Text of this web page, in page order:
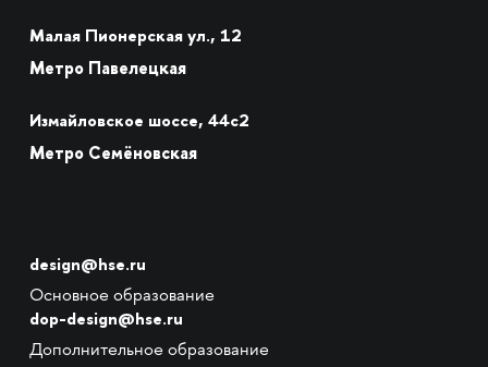
Малая Пионерская ул., 12
Метро Павелецкая
Измайловское шоссе, 44с2
Метро Семёновская
design@hse.ru
Основное образование
dop-design@hse.ru
Дополнительное образование